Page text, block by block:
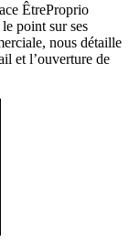
ÊtreProprio
point sur ses
nous détaille
et l’ouverture de